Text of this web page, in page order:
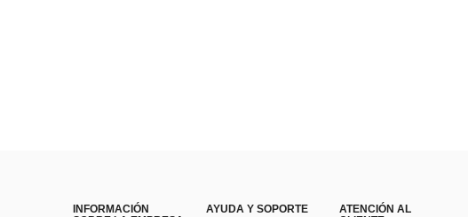
INFORMACIÓN
AYUDA Y SOPORTE
ATENCIÓN AL